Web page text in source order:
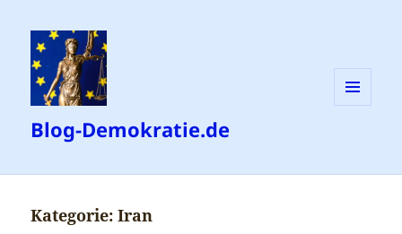
Blog-Demokratie.de
Kategorie:Iran